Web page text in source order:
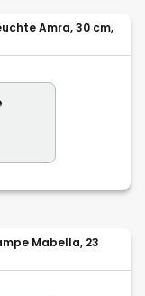
Amra, 30 cm,
Mabella, 23